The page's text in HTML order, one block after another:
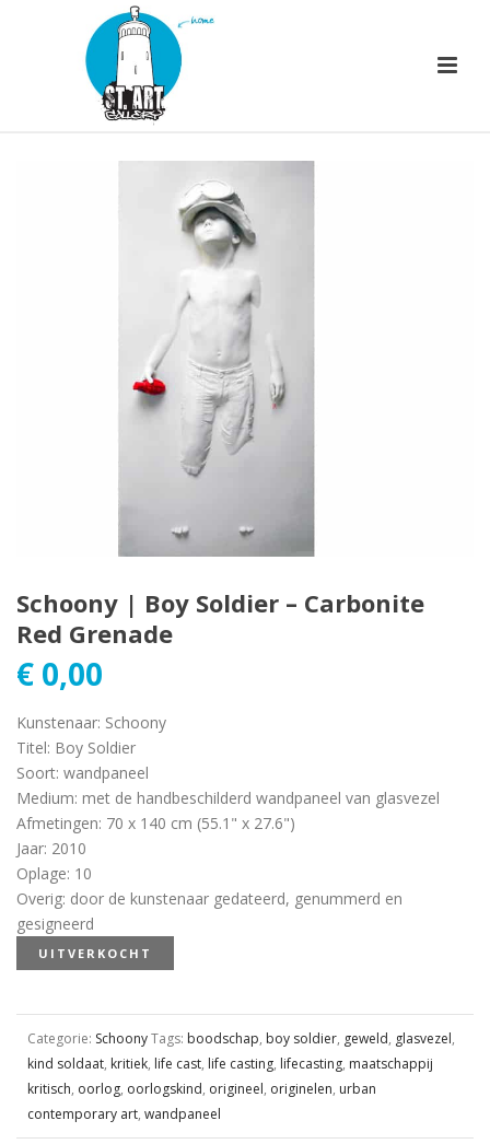
Schoony | Boy Soldier – Carbonite
Red Grenade
€ 0,00
Kunstenaar: Schoony
Titel: Boy Soldier
Soort: wandpaneel
Medium: met de handbeschilderd wandpaneel van glasvezel
Afmetingen: 70 x 140 cm (55.1" x 27.6")
Jaar: 2010
Oplage: 10
Overig: door de kunstenaar gedateerd, genummerd en
gesigneerd
UITVERKOCHT
Categorie: SchoonyTags: boodschap, boy soldier, geweld, glasvezel,
kind soldaat, kritiek, life cast, life casting, lifecasting, maatschappij
kritisch, oorlog, oorlogskind, origineel, originelen, urban
contemporary art, wandpaneel